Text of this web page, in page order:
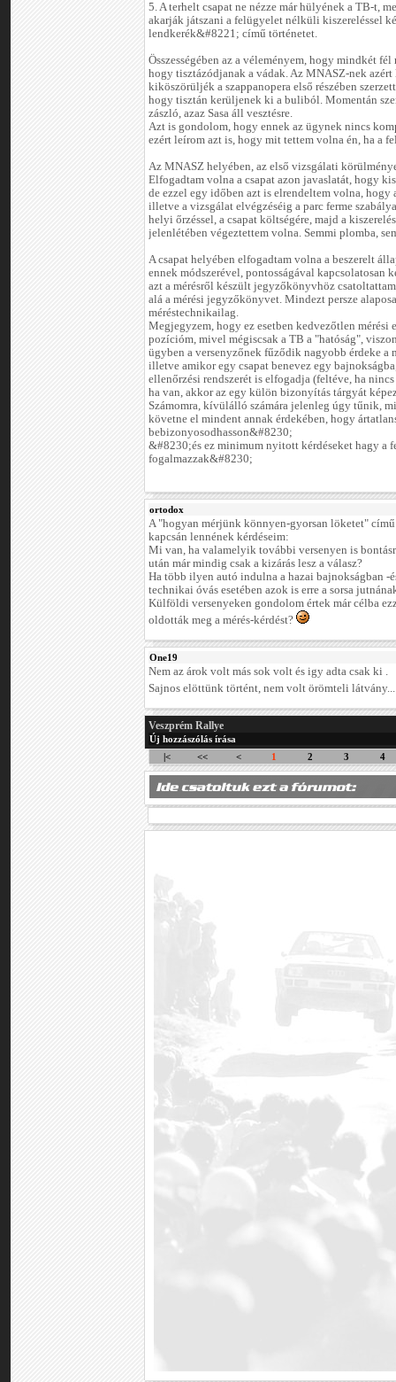
5. A terhelt csapat ne nézze már hülyének a TB-t,
akarják játszani a felügyelet nélküli kiszereléssel
lendkerék&#8221; című történetet.
Összességében az a véleményem, hogy mindkét
hogy tisztázódjanak a vádak. Az MNASZ-nek
kiköszörüljék a szappanopera első részében
hogy tisztán kerüljenek ki a buliból. Momentán
zászló, azaz Sasa áll vesztésre.
Azt is gondolom, hogy ennek az ügynek nincs
ezért leírom azt is, hogy mit tettem volna én, ha a
Az MNASZ helyében, az első vizsgálati
Elfogadtam volna a csapat azon javaslatát, hogy
de ezzel egy időben azt is elrendeltem volna, hogy
illetve a vizsgálat elvégzéséig a parc ferme
helyi őrzéssel, a csapat költségére, majd a
jelenlétében végeztettem volna. Semmi plomba,
A csapat helyében elfogadtam volna a beszerelt
ennek módszerével, pontosságával kapcsolatosan
azt a mérésről készült jegyzőkönyvhöz
alá a mérési jegyzőkönyvet. Mindezt persze
méréstechnikailag.
Megjegyzem, hogy ez esetben kedvezőtlen mérési
pozícióm, mivel mégiscsak a TB a "hatóság",
ügyben a versenyzőnek fűződik nagyobb érdeke a
illetve amikor egy csapat benevez egy
ellenőrzési rendszerét is elfogadja (feltéve, ha
ha van, akkor az egy külön bizonyítás tárgyát
Számomra, kívülálló számára jelenleg úgy tűnik,
követne el mindent annak érdekében, hogy
bebizonyosodhasson&#8230;
&#8230;és ez minimum nyitott kérdéseket hagy a
fogalmazzak&#8230;
ortodox
A "hogyan mérjünk könnyen-gyorsan löketet"
kapcsán lennének kérdéseim:
Mi van, ha valamelyik további versenyen is
után már mindig csak a kizárás lesz a válasz?
Ha több ilyen autó indulna a hazai bajnokságban -
technikai óvás esetében azok is erre a sorsa
Külföldi versenyeken gondolom értek már célba
oldották meg a mérés-kérdést?
One19
Nem az árok volt más sok volt és igy adta csak ki .
Sajnos elöttünk történt, nem volt örömteli
Veszprém Rallye
Új hozzászólás írása
|<
<< < 1 2 3 4